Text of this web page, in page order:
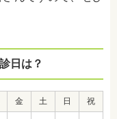
日は？
金 土 日 祝